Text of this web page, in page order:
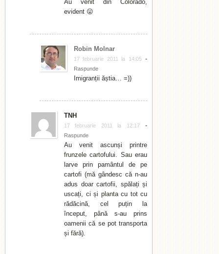
Au venit din Colorado,
evident 😛
Robin Molnar
17 februarie 2011 la 14:05-
Raspunde
Imigranții ăștia… =))
TNH
17 februarie 2011 la 12:17-
Raspunde
Au venit ascunși printre
frunzele cartofului. Sau erau
larve prin pamântul de pe
cartofi (mă gândesc că n-au
adus doar cartofii, spălați și
uscați, ci și planta cu tot cu
rădăcină, cel puțin la
început, până s-au prins
oamenii că se pot transporta
și fără).